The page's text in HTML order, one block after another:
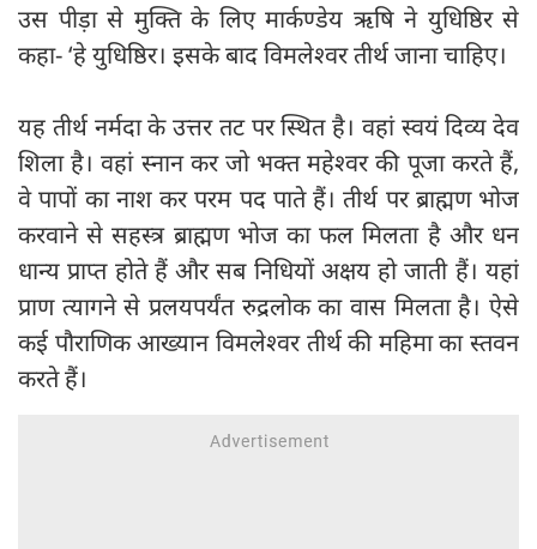
उस पीड़ा से मुक्ति के लिए मार्कण्डेय ऋषि ने युधिष्ठिर से
कहा- ‘हे युधिष्ठिर। इसके बाद विमलेश्वर तीर्थ जाना चाहिए।
यह तीर्थ नर्मदा के उत्तर तट पर स्थित है। वहां स्वयं दिव्य देव
शिला है। वहां स्नान कर जो भक्त महेश्वर की पूजा करते हैं,
वे पापों का नाश कर परम पद पाते हैं। तीर्थ पर ब्राह्मण भोज
करवाने से सहस्त्र ब्राह्मण भोज का फल मिलता है और धन
धान्य प्राप्त होते हैं और सब निधियों अक्षय हो जाती हैं। यहां
प्राण त्यागने से प्रलयपर्यंत रुद्रलोक का वास मिलता है। ऐसे
कई पौराणिक आख्यान विमलेश्वर तीर्थ की महिमा का स्तवन
करते हैं।